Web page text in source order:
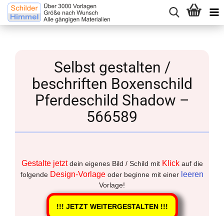
Selbst gestalten /
beschriften Boxenschild
Pferdeschild Shadow –
566589
Gestalte jetztdein eigenes Bild / Schild mit Klickauf die
folgende Design-Vorlage oder beginne mit einer leeren
Vorlage!
!!! JETZT WEITERGESTALTEN !!!